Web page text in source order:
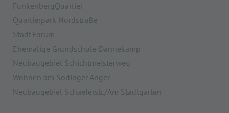
FunkenbergQuartier
Quartierpark Nordstraße
Stadt Forum
Ehemalige Grundschule Dannekamp
Neubaugebiet Schichtmeisterweg
Wohnen am Sodinger Anger
Neubaugebiet Schaeferstr./Am Stadtgarten